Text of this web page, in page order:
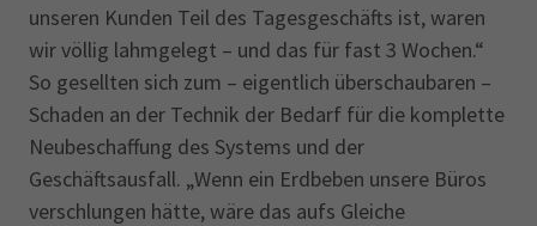
unseren Kunden Teil des Tagesgeschäfts ist, waren
wir völlig lahmgelegt – und das für fast 3 Wochen.“
So gesellten sich zum – eigentlich überschaubaren –
Schaden an der Technik der Bedarf für die komplette
Neubeschaffung des Systems und der
Geschäftsausfall. „Wenn ein Erdbeben unsere Büros
verschlungen hätte, wäre das aufs Gleiche